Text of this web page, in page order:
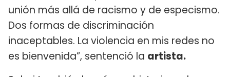
unión más allá de racismo y de especismo.
Dos formas de discriminación
inaceptables. La violencia en mis redes no
es bienvenida”, sentenció la artista.